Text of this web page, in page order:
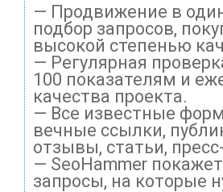
— Продвижение в
подбор запросов,
высокой степенью
— Регулярная
100 показателям и
качества проекта.
— Все известные
вечные ссылки,
отзывы, статьи,
— SeoHammer
запросы, на которые